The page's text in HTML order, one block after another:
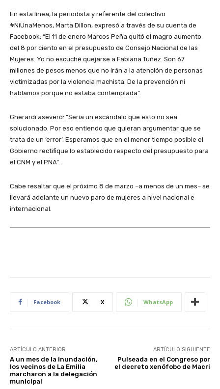
En esta línea, la periodista y referente del colectivo
#NiUnaMenos, Marta Dillon, expresó a través de su cuenta de
Facebook: “El 11 de enero Marcos Peña quitó el magro aumento
del 8 por ciento en el presupuesto de Consejo Nacional de las
Mujeres. Yo no escuché quejarse a Fabiana Tuñez. Son 67
millones de pesos menos que no irán a la atención de personas
victimizadas por la violencia machista. De la prevención ni
hablamos porque no estaba contemplada”.
Gherardi aseveró: “Sería un escándalo que esto no sea
solucionado. Por eso entiendo que quieran argumentar que se
trata de un ‘error’. Esperamos que en el menor tiempo posible el
Gobierno rectifique lo establecido respecto del presupuesto para
el CNM y el PNA”.
Cabe resaltar que el próximo 8 de marzo –a menos de un mes– se
llevará adelante un nuevo paro de mujeres a nivel nacional e
internacional.
Facebook X WhatsApp
ARTÍCULO ANTERIOR
A un mes de la inundación,
los vecinos de La Emilia
marcharon a la delegación
municipal
ARTÍCULO SIGUIENTE
Pulseada en el Congreso por
el decreto xenófobo de Macri